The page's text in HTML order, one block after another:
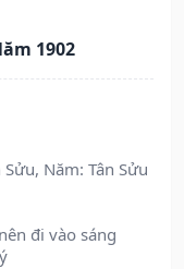
1902
Năm: Tân Sửu
đi vào sáng